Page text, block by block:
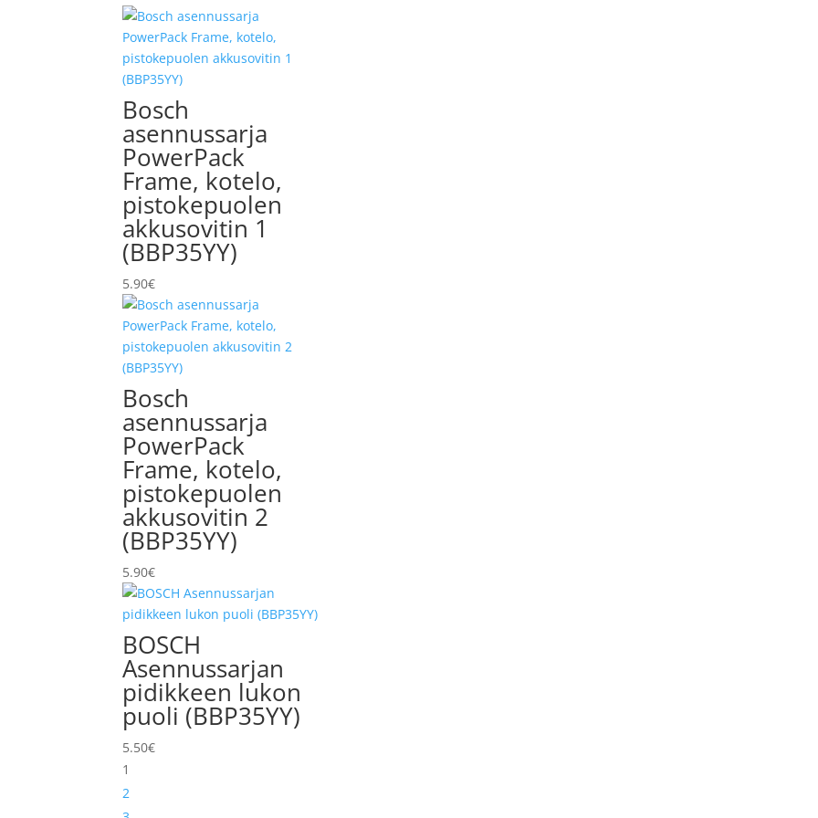
Bosch
asennussarja
PowerPack
Frame, kotelo,
pistokepuolen
akkusovitin 1
(BBP35YY)
5.90€
Bosch
asennussarja
PowerPack
Frame, kotelo,
pistokepuolen
akkusovitin 2
(BBP35YY)
5.90€
BOSCH
Asennussarjan
pidikkeen lukon
puoli (BBP35YY)
5.50€
1
2